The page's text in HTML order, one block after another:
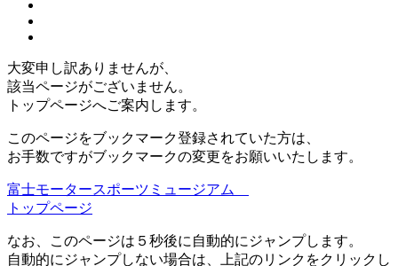
大変申し訳ありませんが、
該当ページがございません。
トップページへご案内します。
このページをブックマーク登録されていた方は、
お手数ですがブックマークの変更をお願いいたします。
富士モータースポーツミュージアム
トップページ
なお、このページは５秒後に自動的にジャンプします。
自動的にジャンプしない場合は、上記のリンクをクリックし